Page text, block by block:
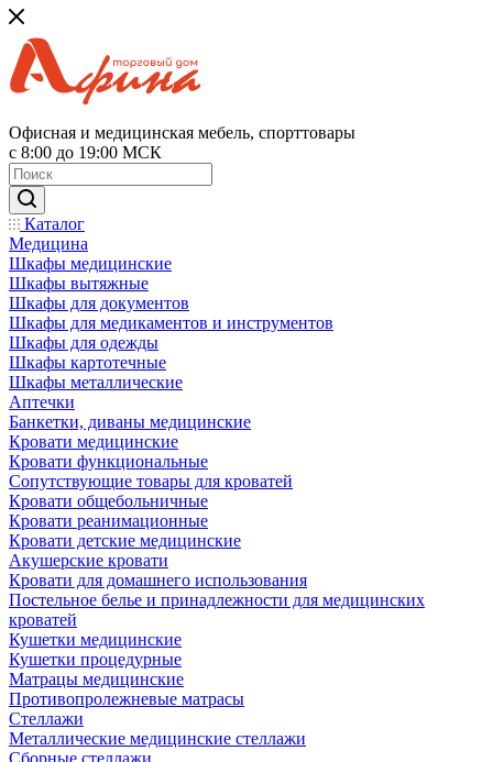
Офисная и медицинская мебель, спорттовары
с 8:00 до 19:00 МСК
Каталог
Медицина
Шкафы медицинские
Шкафы вытяжные
Шкафы для документов
Шкафы для медикаментов и инструментов
Шкафы для одежды
Шкафы картотечные
Шкафы металлические
Аптечки
Банкетки, диваны медицинские
Кровати медицинские
Кровати функциональные
Сопутствующие товары для кроватей
Кровати общебольничные
Кровати реанимационные
Кровати детские медицинские
Акушерские кровати
Кровати для домашнего использования
Постельное белье и принадлежности для медицинских
кроватей
Кушетки медицинские
Кушетки процедурные
Матрацы медицинские
Противопролежневые матрасы
Стеллажи
Металлические медицинские стеллажи
Сборные стеллажи